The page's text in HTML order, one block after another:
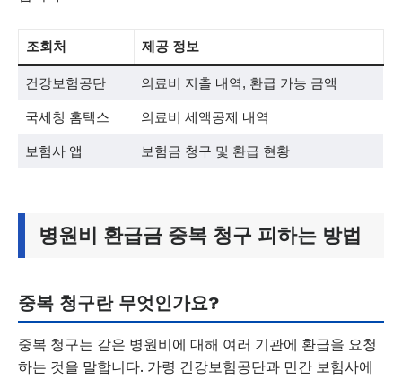
조회처 제공 정보
건강보험공단 의료비 지출 내역, 환급 가능 금액
국세청 홈택스 의료비 세액공제 내역
보험사 앱 보험금 청구 및 환급 현황
병원비 환급금 중복 청구 피하는 방법
중복 청구란 무엇인가요?
중복 청구는 같은 병원비에 대해 여러 기관에 환급을 요청
하는 것을 말합니다. 가령 건강보험공단과 민간 보험사에